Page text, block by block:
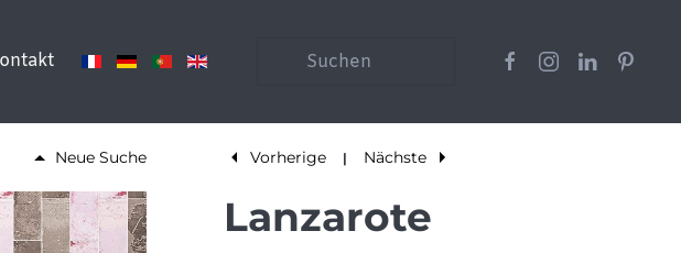
Neue Suche Vorherige | Nächste
Lanzarote